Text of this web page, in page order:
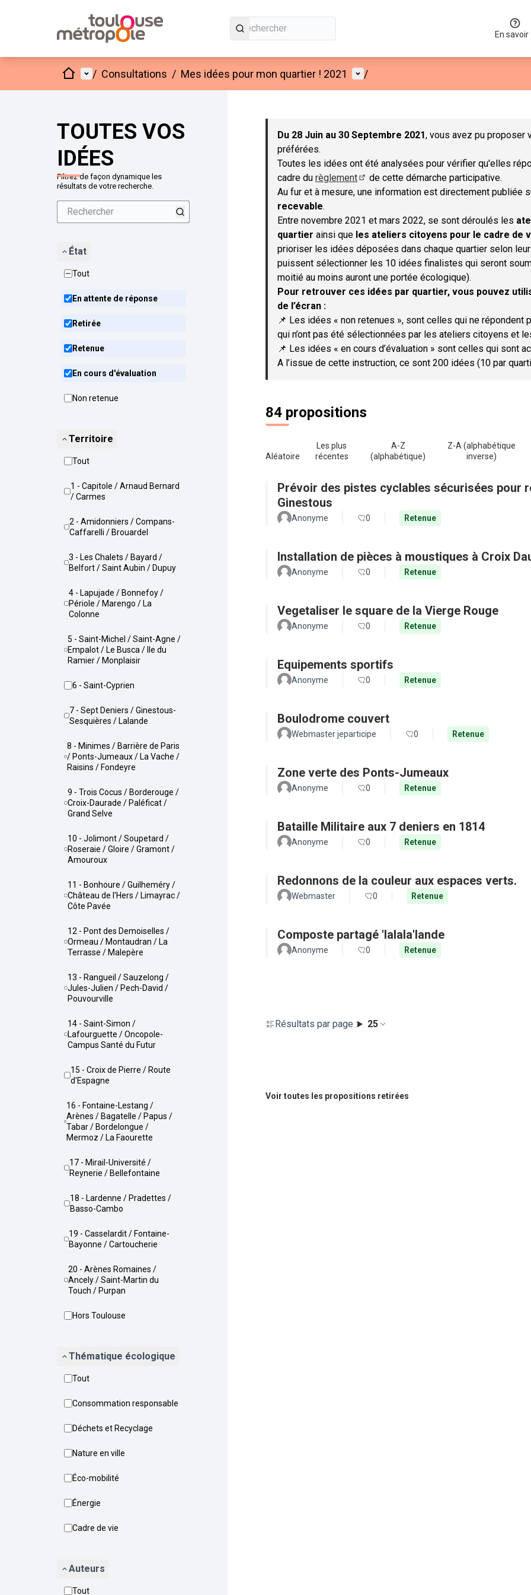
En savoir
AccueilMenu principal
/ Consultations / Mes idées pour mon quartier ! 2021 Menu utilisateur
/
TOUTES VOS
IDÉES
Filtrez de façon dynamique les
résultats de votre recherche.
État
Tout
En attente de réponse
Retirée
Retenue
En cours d'évaluation
Non retenue
Territoire
Tout
1 - Capitole / Arnaud Bernard
/ Carmes
2 - Amidonniers / Compans-
Caffarelli / Brouardel
3 - Les Chalets / Bayard /
Belfort / Saint Aubin / Dupuy
4 - Lapujade / Bonnefoy /
Périole / Marengo / La
Colonne
5 - Saint-Michel / Saint-Agne /
Empalot / Le Busca / Ile du
Ramier / Monplaisir
6 - Saint-Cyprien
7 - Sept Deniers / Ginestous-
Sesquières / Lalande
8 - Minimes / Barrière de Paris
/ Ponts-Jumeaux / La Vache /
Raisins / Fondeyre
9 - Trois Cocus / Borderouge /
Croix-Daurade / Paléficat /
Grand Selve
10 - Jolimont / Soupetard /
Roseraie / Gloire / Gramont /
Amouroux
11 - Bonhoure / Guilheméry /
Château de l'Hers / Limayrac /
Côte Pavée
12 - Pont des Demoiselles /
Ormeau / Montaudran / La
Terrasse / Malepère
13 - Rangueil / Sauzelong /
Jules-Julien / Pech-David /
Pouvourville
14 - Saint-Simon /
Lafourguette / Oncopole-
Campus Santé du Futur
15 - Croix de Pierre / Route
d'Espagne
16 - Fontaine-Lestang /
Arènes / Bagatelle / Papus /
Tabar / Bordelongue /
Mermoz / La Faourette
17 - Mirail-Université /
Reynerie / Bellefontaine
18 - Lardenne / Pradettes /
Basso-Cambo
19 - Casselardit / Fontaine-
Bayonne / Cartoucherie
20 - Arènes Romaines /
Ancely / Saint-Martin du
Touch / Purpan
Hors Toulouse
Thématique écologique
Tout
Consommation responsable
Déchets et Recyclage
Nature en ville
Éco-mobilité
Énergie
Cadre de vie
Auteurs
Tout
Passer la carte
Du 28 Juin au 30 Septembre 2021, vous avez pu proposer
préférées.
Toutes les idées ont été analysées pour vérifier qu'elles
cadre du règlement
(S'ouvre dans un nouvel onglet)
de cette démarche participative.
Au fur et à mesure, une information est directement publiée
recevable.
Entre novembre 2021 et mars 2022, se sont déroulés les
quartier ainsi que les ateliers citoyens pour le cadre de
prioriser les idées déposées dans chaque quartier selon
puissent sélectionner les 10 idées finalistes qui seront
moitié au moins auront une portée écologique).
Pour retrouver ces idées par quartier, vous pouvez
de l’écran :
📌 Les idées « non retenues », sont celles qui ne
qui n’ont pas été sélectionnées par les ateliers citoyens et
📌 Les idées « en cours d’évaluation » sont celles qui sont
A l’issue de cette instruction, ce sont 200 idées (10 par
84 propositions
Aléatoire
Les plus
récentes
A-Z
(alphabétique)
Z-A (alphabétique
inverse)
Prévoir des pistes cyclables sécurisées pour
Ginestous
Anonyme 0 Retenue
Installation de pièces à moustiques à Croix
Anonyme 0 Retenue
Vegetaliser le square de la Vierge Rouge
Anonyme 0 Retenue
Equipements sportifs
Anonyme 0 Retenue
Boulodrome couvert
Webmaster jeparticipe 0 Retenue
Zone verte des Ponts-Jumeaux
Anonyme 0 Retenue
Bataille Militaire aux 7 deniers en 1814
Anonyme 0 Retenue
Redonnons de la couleur aux espaces verts.
Webmaster 0 Retenue
Composte partagé 'lalala'lande
Anonyme 0 Retenue
Résultats par page : 25
Voir toutes les propositions retirées